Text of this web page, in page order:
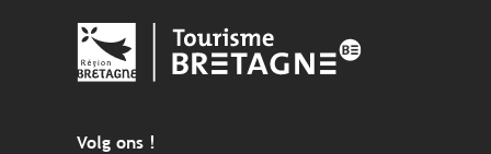
Volg ons !